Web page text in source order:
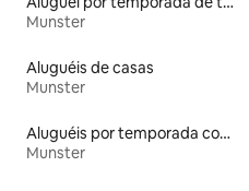
Munster
Aluguéis de casas
Munster
Aluguéis por temporada com acesso ao lago
Munster